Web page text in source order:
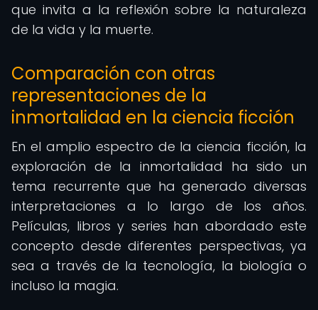
que invita a la reflexión sobre la naturaleza
de la vida y la muerte.
Comparación con otras
representaciones de la
inmortalidad en la ciencia ficción
En el amplio espectro de la ciencia ficción, la
exploración de la inmortalidad ha sido un
tema recurrente que ha generado diversas
interpretaciones a lo largo de los años.
Películas, libros y series han abordado este
concepto desde diferentes perspectivas, ya
sea a través de la tecnología, la biología o
incluso la magia.